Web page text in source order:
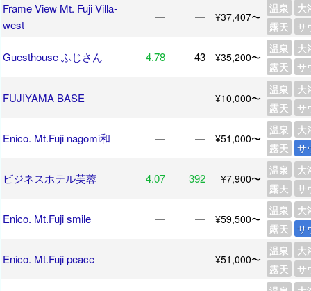
Frame View Mt. Fuji Villa-
west
― ― ¥37,407〜
温泉
大
露天
サ
Guesthouse ふじさん 4.78 43 ¥35,200〜
温泉
大
露天
サ
FUJIYAMA BASE ― ― ¥10,000〜
温泉
大
露天
サ
Enico. Mt.Fuji nagomi和 ― ― ¥51,000〜
温泉
大
露天
サ
ビジネスホテル芙蓉 4.07 392 ¥7,900〜
温泉
大
露天
サ
Enico. Mt.Fuji smile ― ― ¥59,500〜
温泉
大
露天
サ
Enico. Mt.Fuji peace ― ― ¥51,000〜
温泉
大
露天
サ